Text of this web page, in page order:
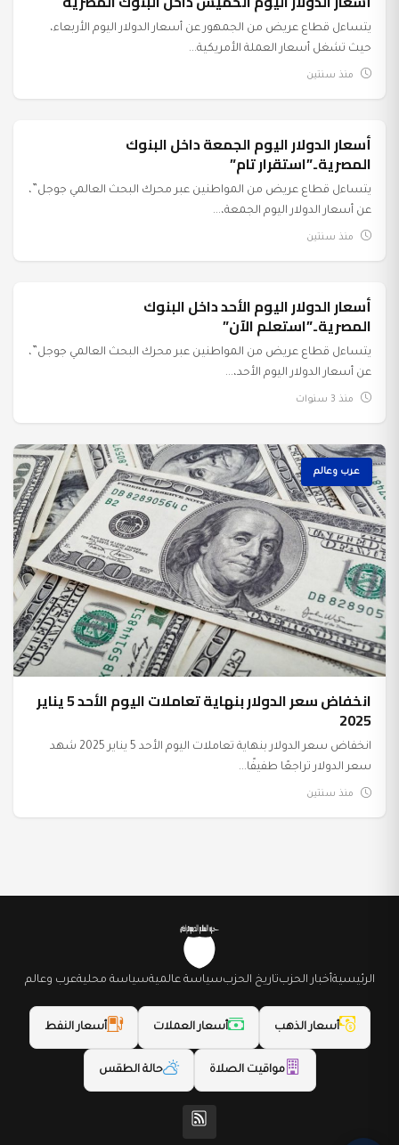
عرب وعالم
يتساءل قطاع عريض من الجمهور عن أسعار الدولار اليوم الأربعاء،
حيث تشغل أسعار العملة الأمريكية...
منذ سنتين
عرب وعالم
أسعار الدولار اليوم الجمعة داخل البنوك
المصرية..”استقرار تام”
يتساءل قطاع عريض من المواطنين عبر محرك البحث العالمي جوجل”،
عن أسعار الدولار اليوم الجمعة،...
منذ سنتين
عرب وعالم
أسعار الدولار اليوم الأحد داخل البنوك
المصرية..”استعلم الآن”
يتساءل قطاع عريض من المواطنين عبر محرك البحث العالمي جوجل”،
عن أسعار الدولار اليوم الأحد،...
منذ 3 سنوات
عرب وعالم
انخفاض سعر الدولار بنهاية تعاملات اليوم الأحد 5 يناير
2025
انخفاض سعر الدولار بنهاية تعاملات اليوم الأحد 5 يناير 2025 شهد
سعر الدولار تراجعًا طفيفًا...
منذ سنتين
الرئيسيةأخبار الحزبتاريخ الحزبسياسة عالميةسياسة محليةعرب وعالم
أسعار الذهب أسعار العملات أسعار النفط
مواقيت الصلاة حالة الطقس